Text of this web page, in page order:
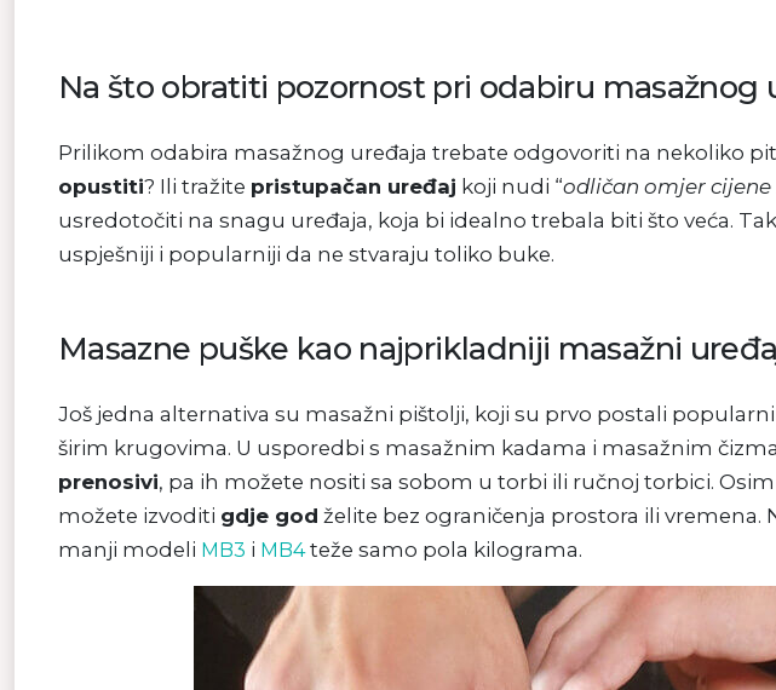
Na što obratiti pozornost pri odabiru masažnog
Prilikom odabira masažnog uređaja trebate odgovoriti na nekoliko
opustiti? Ili tražite pristupačan uređaj koji nudi “odličan omjer cijene
usredotočiti na snagu uređaja, koja bi idealno trebala biti što veća.
uspješniji i popularniji da ne stvaraju toliko buke.
Masazne puške kao najprikladniji masažni
Još jedna alternativa su masažni pištolji, koji su prvo postali
širim krugovima. U usporedbi s masažnim kadama i masažnim
prenosivi, pa ih možete nositi sa sobom u torbi ili ručnoj torbici.
možete izvoditi gdje god želite bez ograničenja prostora ili vremena.
manji modeli MB3 i MB4teže samo pola kilograma.